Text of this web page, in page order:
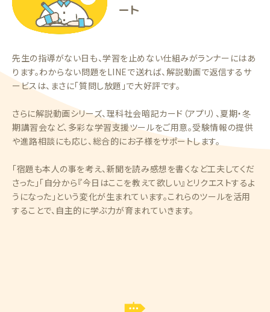
ート
先生の指導がない日も、学習を止めない仕組みがランナーにはあ
ります。わからない問題をLINEで送れば、解説動画で返信するサ
ービスは、まさに「質問し放題」で大好評です。
さらに解説動画シリーズ、理科社会暗記カード（アプリ）、夏期・冬
期講習会など、多彩な学習支援ツールをご用意。受験情報の提供
や進路相談にも応じ、総合的にお子様をサポートします。
「宿題も本人の事を考え、新聞を読み感想を書くなど工夫してくだ
さった」「自分から『今日はここを教えて欲しい』とリクエストするよ
うになった」という変化が生まれています。これらのツールを活用
することで、自主的に学ぶ力が育まれていきます。